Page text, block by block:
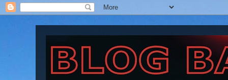
Blog Barra Pesada